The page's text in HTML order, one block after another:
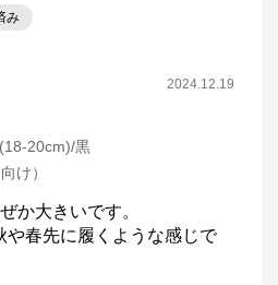
み
2024.12.19
20cm)/黒
け）
か大きいです。
や春先に履くような感じで